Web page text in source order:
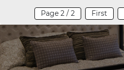
Page 2 / 2 First